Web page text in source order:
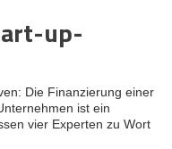
up-
Die Finanzierung einer
ist ein
vier Experten zu Wort